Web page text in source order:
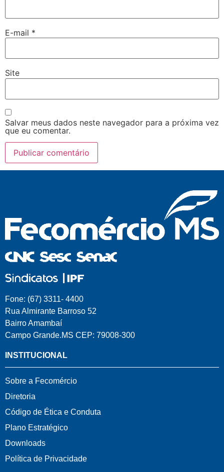
E-mail *
Site
Salvar meus dados neste navegador para a próxima vez
que eu comentar.
Fone: (67) 3311- 4400
Rua Almirante Barroso 52
Bairro Amambaí
Campo Grande.MS CEP: 79008-300
INSTITUCIONAL
Sobre a Fecomércio
Diretoria
Código de Ética e Conduta
Plano Estratégico
Downloads
Política de Privacidade